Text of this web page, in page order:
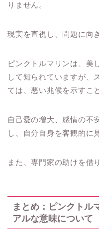
りません。
現実を直視し、問題に向
ピンクトルマリンは、美
して知られていますが、
ては、悪い兆候を示すこ
自己愛の増大、感情の不
し、自分自身を客観的に
また、専門家の助けを借
まとめ：ピンクトル
アルな意味について